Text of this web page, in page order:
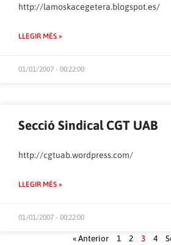
http://lamoskacegetera.blogspot.es/
LLEGIR MÉS »
01/01/2007 - 00:22:00
Secció Sindical CGT UAB
http://cgtuab.wordpress.com/
LLEGIR MÉS »
01/01/2007 - 00:22:00
« Anterior 1 2 3 4